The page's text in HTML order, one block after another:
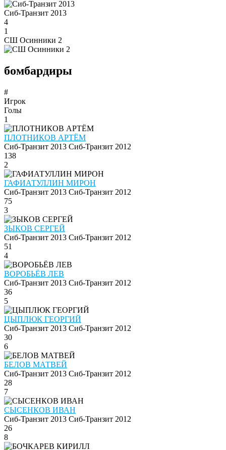
Сиб-Транзит 2013
4
1
СШ Осинники 2
бомбардиры
#
Игрок
Голы
1
ПЛОТНИКОВ АРТЁМ
Сиб-Транзит 2013 Сиб-Транзит 2012
138
2
ГАФИАТУЛЛИН МИРОН
Сиб-Транзит 2013 Сиб-Транзит 2012
75
3
ЗЫКОВ СЕРГЕЙ
Сиб-Транзит 2013 Сиб-Транзит 2012
51
4
ВОРОБЬЁВ ЛЕВ
Сиб-Транзит 2013 Сиб-Транзит 2012
36
5
ЦЫПЛЮК ГЕОРГИЙ
Сиб-Транзит 2013 Сиб-Транзит 2012
30
6
БЕЛОВ МАТВЕЙ
Сиб-Транзит 2013 Сиб-Транзит 2012
28
7
СЫСЕНКОВ ИВАН
Сиб-Транзит 2013 Сиб-Транзит 2012
26
8